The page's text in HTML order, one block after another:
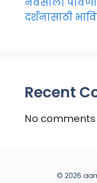
दर्शनासाठी
Recent
No
© 2026